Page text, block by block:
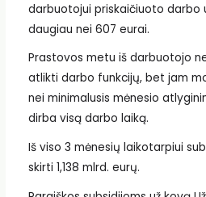
darbuotojui priskaičiuoto darbo
daugiau nei 607 eurai.
Prastovos metu iš darbuotojo
atlikti darbo funkcijų, bet jam
nei minimalusis mėnesio
dirba visą darbo laiką.
Iš viso 3 mėnesių laikotarpiui
skirti 1,138 mlrd. eurų.